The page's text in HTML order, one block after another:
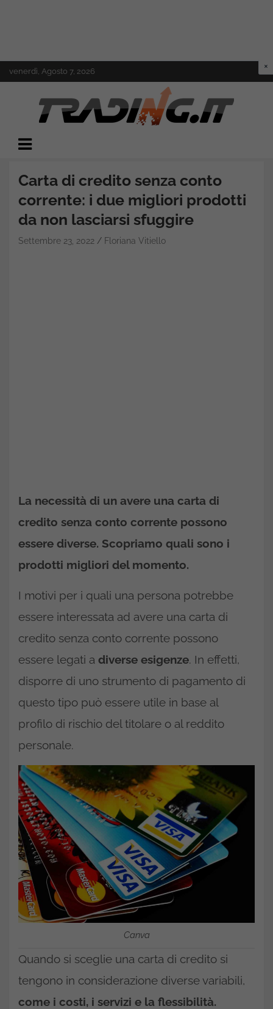
to
venerdì, Agosto 7, 2026
Trading.it
Carta di credito senza conto
corrente: i due migliori prodotti
da non lasciarsi sfuggire
Settembre 23, 2022 Floriana Vitiello
La necessità di un avere una carta di
credito senza conto corrente possono
essere diverse. Scopriamo quali sono i
prodotti migliori del momento.
I motivi per i quali una persona potrebbe
essere interessata ad avere una carta di
credito senza conto corrente possono
essere legati a diverse esigenze. In effetti,
disporre di uno strumento di pagamento di
questo tipo può essere utile in base al
profilo di rischio del titolare o al reddito
personale.
Canva
Quando si sceglie una carta di credito si
tengono in considerazione diverse variabili,
come i costi, i servizi e la flessibilità.